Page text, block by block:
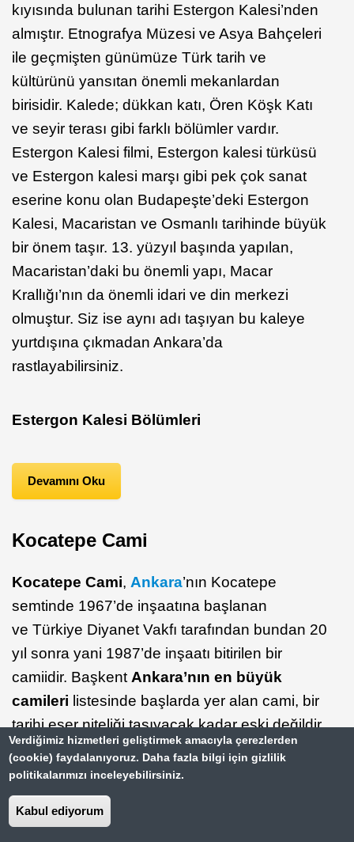
kıyısında bulunan tarihi Estergon Kalesi’nden
almıştır. Etnografya Müzesi ve Asya Bahçeleri
ile geçmişten günümüze Türk tarih ve
kültürünü yansıtan önemli mekanlardan
birisidir. Kalede; dükkan katı, Ören Köşk Katı
ve seyir terası gibi farklı bölümler vardır.
Estergon Kalesi filmi, Estergon kalesi türküsü
ve Estergon kalesi marşı gibi pek çok sanat
eserine konu olan Budapeşte’deki Estergon
Kalesi, Macaristan ve Osmanlı tarihinde büyük
bir önem taşır. 13. yüzyıl başında yapılan,
Macaristan’daki bu önemli yapı, Macar
Krallığı’nın da önemli idari ve din merkezi
olmuştur. Siz ise aynı adı taşıyan bu kaleye
yurtdışına çıkmadan Ankara’da
rastlayabilirsiniz.
Estergon Kalesi Bölümleri
Devamını Oku
Kocatepe Cami
Kocatepe Cami, Ankara’nın Kocatepe
semtinde 1967’de inşaatına başlanan
ve Türkiye Diyanet Vakfı tarafından bundan 20
yıl sonra yani 1987’de inşaatı bitirilen bir
camiidir. BaşkentAnkara’nın en büyük
camileri listesinde başlarda yer alan cami, bir
tarihi eser niteliği taşıyacak kadar eski değildir.
Fakat nispeten yeni olmasına karşın dikkat
çeken bir yapıdır. Bunun yanı sıra gösterilen
işçilik anlamında ve sanatsal açıdan
incelendiğinde de tarihte yer etmiş
Verdiğimiz hizmetleri geliştirmek amacıyla çerezlerden
(cookie) faydalanıyoruz. Daha fazla bilgi için gizlilik
politikalarımızı inceleyebilirsiniz.
Kabul ediyorum